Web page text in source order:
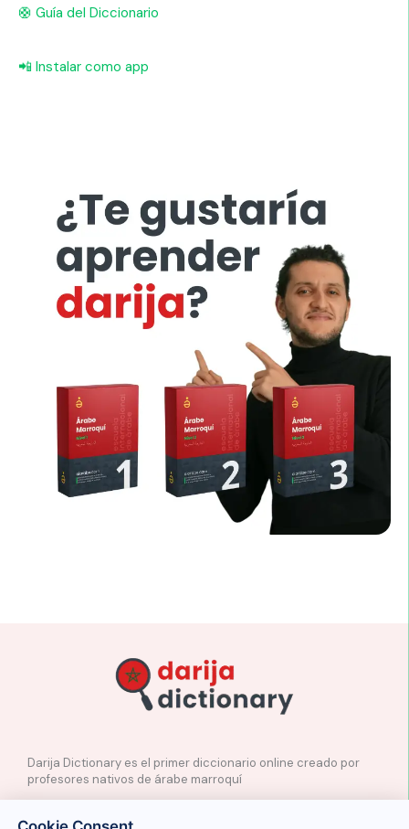
🛟 Guía del Diccionario
📲 Instalar como app
Darija Dictionary es el primer diccionario online creado por
profesores nativos de árabe marroquí
Contacto